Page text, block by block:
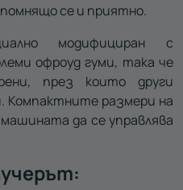
се и приятно.
модифициран с
офроуд гуми, така че
през които други
Компактните размери на
да се управлява